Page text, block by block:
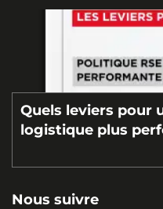
Quels leviers pour
logistique plus
Nous suivre